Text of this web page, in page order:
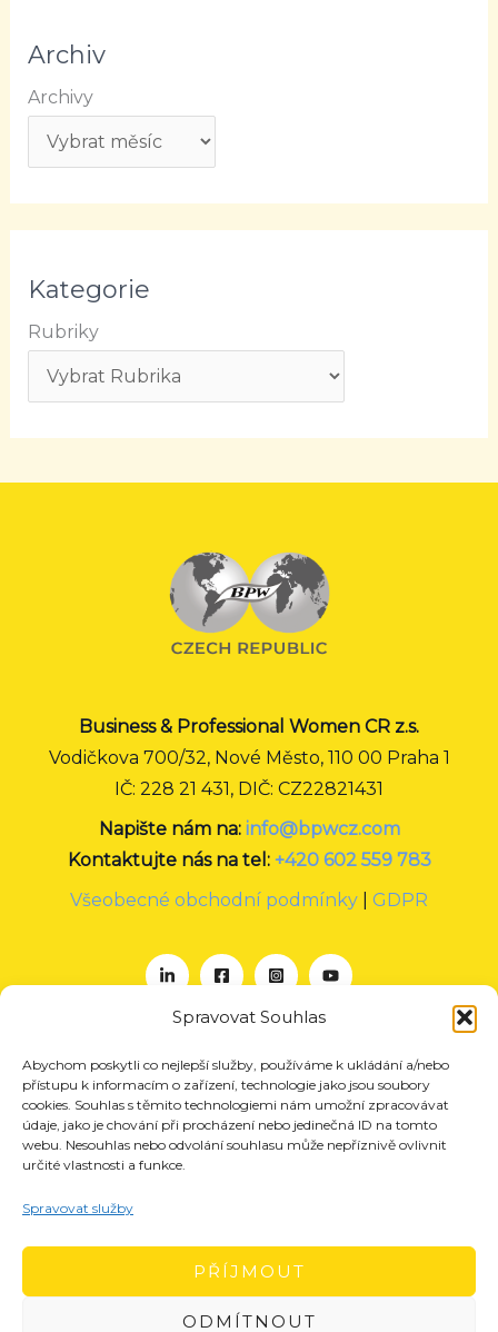
Spravovat Souhlas
Abychom poskytli co nejlepší služby, používáme k ukládání a/nebo
přístupu k informacím o zařízení, technologie jako jsou soubory
cookies. Souhlas s těmito technologiemi nám umožní zpracovávat
údaje, jako je chování při procházení nebo jedinečná ID na tomto
webu. Nesouhlas nebo odvolání souhlasu může nepříznivě ovlivnit
určité vlastnosti a funkce.
Spravovat služby
PŘÍJMOUT
ODMÍTNOUT
Archiv
Archivy
Kategorie
Rubriky
Business & Professional Women CR z.s.
Vodičkova 700/32, Nové Město, 110 00 Praha 1
IČ: 228 21 431, DIČ: CZ22821431
Napište nám na: info@bpwcz.com
Kontaktujte nás na tel: +420 602 559 783
Všeobecné obchodní podmínky
GDPR
O nás
Projekty
Členství
Kontakt